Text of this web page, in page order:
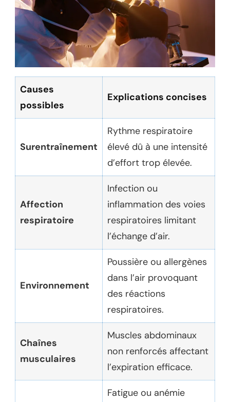
Causes
possibles
Explications concises
Surentraînement
Rythme respiratoire
élevé dû à une intensité
d’effort trop élevée.
Affection
respiratoire
Infection ou
inflammation des voies
respiratoires limitant
l’échange d’air.
Environnement
Poussière ou allergènes
dans l’air provoquant
des réactions
respiratoires.
Chaînes
musculaires
Muscles abdominaux
non renforcés affectant
l’expiration efficace.
Fatigue ou anémie